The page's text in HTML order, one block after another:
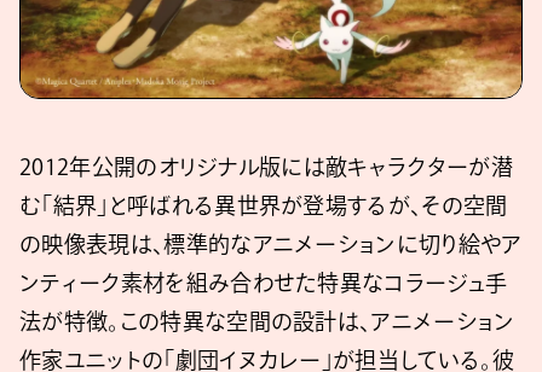
2012年公開のオリジナル版には敵キャラクターが潜
む「結界」と呼ばれる異世界が登場するが、その空間
の映像表現は、標準的なアニメーションに切り絵やア
ンティーク素材を組み合わせた特異なコラージュ手
法が特徴。この特異な空間の設計は、アニメーション
作家ユニットの「劇団イヌカレー」が担当している。彼